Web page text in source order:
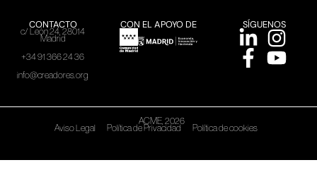
CONTACTO
c/ León 24, 28014
Madrid
+34 91 366 24 36
info@creadores.org
CON EL APOYO DE SÍGUENOS
ACME, 2026
Aviso Legal Política de Privacidad Política de cookies